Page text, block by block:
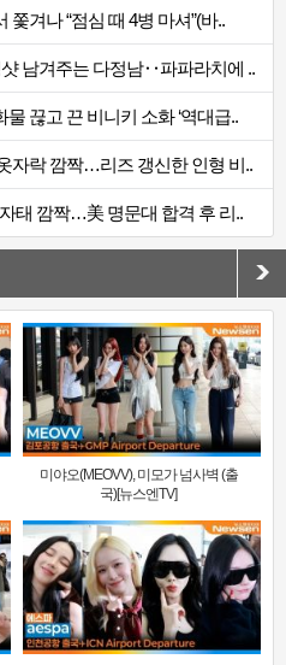
겨나 “점심 때 4병 마셔”(바..
남겨주는 다정남‥파파라치에 ..
끊고 끈 비니키 소화 ‘역대급..
자락 깜짝…리즈 갱신한 인형 비..
태 깜짝…美 명문대 합격 후 리..
미야오(MEOVV), 미모가 넘사벽 (출
국)[뉴스엔TV]